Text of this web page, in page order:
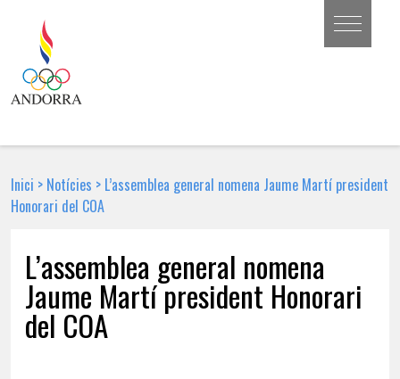
Inici > Notícies > L’assemblea general nomena Jaume Martí president
Honorari del COA
L’assemblea general nomena
Jaume Martí president Honorari
del COA